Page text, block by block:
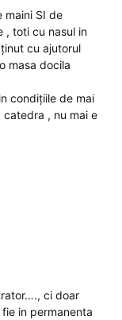
maini SI de
, toti cu nasul in
cu ajutorul
masa docila
condițiile de mai
catedra , nu mai e
ci doar
in permanenta